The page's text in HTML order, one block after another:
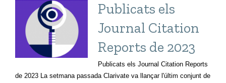
Publicats els
Journal Citation
Reports de 2023
Publicats els Journal Citation Reports
de 2023 La setmana passada Clarivate va llançar l'últim conjunt de